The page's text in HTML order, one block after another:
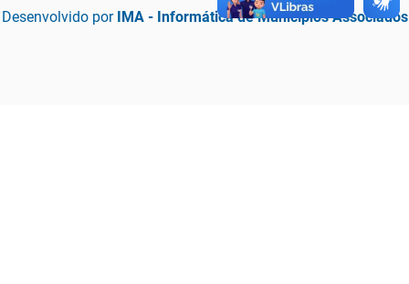
Desenvolvido por IMA - Informática de Municípios Associados